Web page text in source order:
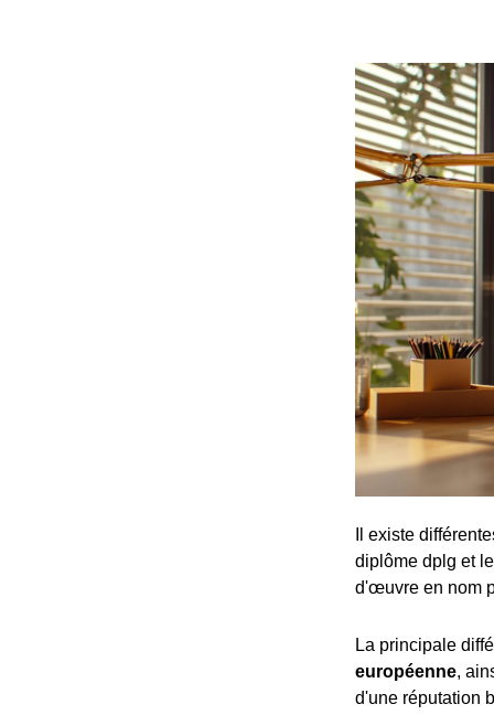
Il existe
diplôme dplg et
d'œuvre en nom
La principale
européenne,
d'une réputation